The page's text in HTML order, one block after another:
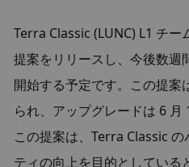
Terra Classic (LUNC) L1 チー
提案をリリースし、今後数週
開始する予定です。この提案
られ、アップグレードは 6 月
この提案は、Terra Classic
ティの向上を目的としている